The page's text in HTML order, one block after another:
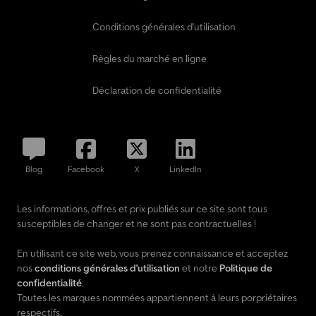
Conditions générales d'utilisation
Règles du marché en ligne
Déclaration de confidentialité
Blog Facebook X LinkedIn
Les informations, offres et prix publiés sur ce site sont tous
susceptibles de changer et ne sont pas contractuelles !
En utilisant ce site web, vous prenez connaissance et acceptez
nosconditions générales d'utilisation et notre Politique de
confidentialité.
Toutes les marques nommées appartiennent à leurs porpriétaires
respectifs.